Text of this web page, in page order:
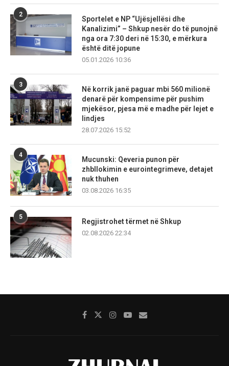
2
Sportelet e NP “Ujësjellësi dhe
Kanalizimi” – Shkup nesër do të punojnë
nga ora 7:30 deri në 15:30, e mërkura
është ditë jopune
05.01.2026 10:36
3
Në korrik janë paguar mbi 560 milionë
denarë për kompensime për pushim
mjekësor, pjesa më e madhe për lejet e
lindjes
28.07.2026 15:52
4
Mucunski: Qeveria punon për
zhbllokimin e eurointegrimeve, detajet
nuk thuhen
03.08.2026 16:35
5
Regjistrohet tërmet në Shkup
02.08.2026 22:34